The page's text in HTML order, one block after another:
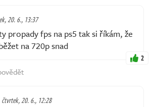
20. 6., 13:37
propady fps na ps5 tak si říkám, že
na 720p snad
2
čtvrtek, 20. 6., 12:28